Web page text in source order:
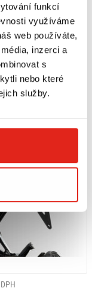
funkcí
využíváme
web používáte,
inzerci a
s
nebo které
služby.
DPH
EČV KTM RC
(22-24)